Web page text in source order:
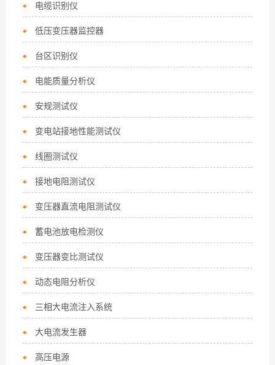
电缆识别仪
低压变压器监控器
台区识别仪
电能质量分析仪
安规测试仪
变电站接地性能测试仪
线圈测试仪
接地电阻测试仪
变压器直流电阻测试仪
蓄电池放电检测仪
变压器变比测试仪
动态电阻分析仪
三相大电流注入系统
大电流发生器
高压电源